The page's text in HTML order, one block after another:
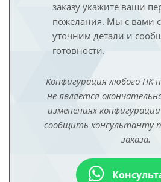
заказу укажите ваши
пожелания. Мы с вами
уточним детали и
готовности.
Конфигурация любого ПК
не является
изменениях
сообщить консультанту
заказа.